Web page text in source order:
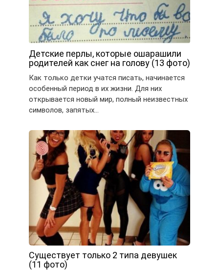
Детские перлы, которые ошарашили
родителей как снег на голову (13 фото)
Как только детки учатся писать, начинается
особенный период в их жизни. Для них
открывается новый мир, полный неизвестных
символов, запятых…
Существует только 2 типа девушек
(11 фото)